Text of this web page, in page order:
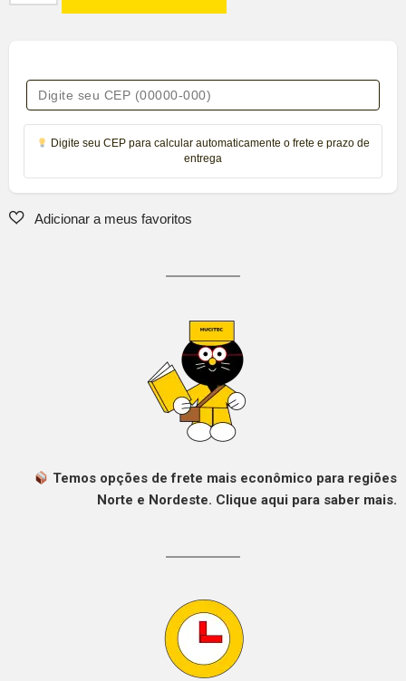
Digite seu CEP para calcular automaticamente o frete e prazo de
entrega
Temos opções de frete mais econômico para regiões
Norte e Nordeste. Clique aqui para saber mais.